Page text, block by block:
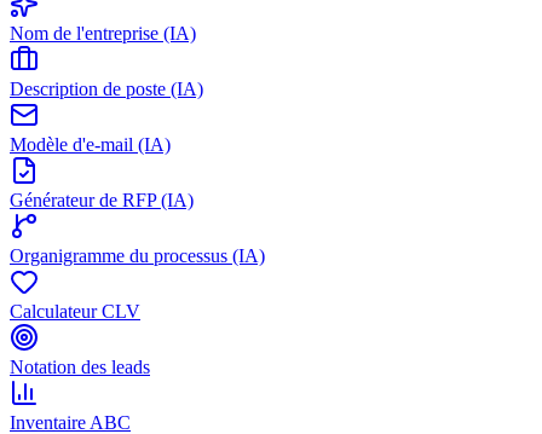
Nom de l'entreprise (IA)
Description de poste (IA)
Modèle d'e-mail (IA)
Générateur de RFP (IA)
Organigramme du processus (IA)
Calculateur CLV
Notation des leads
Inventaire ABC